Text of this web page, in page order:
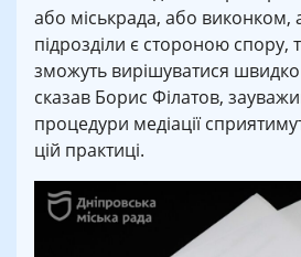
або міськрада, або виконком,
підрозділи є стороною спору,
зможуть вирішуватися
сказав Борис Філатов,
процедури медіації
цій практиці.